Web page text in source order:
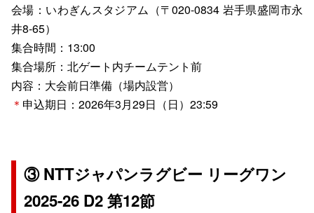
会場：いわぎんスタジアム（〒020-0834 岩手県盛岡市永
井8-65）
集合時間：13:00
集合場所：北ゲート内チームテント前
内容：大会前日準備（場内設営）
＊ 申込期日：2026年3月29日（日）23:59
③ NTTジャパンラグビー リーグワン
2025-26 D2 第12節